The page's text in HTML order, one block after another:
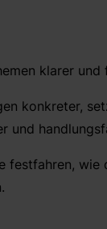
klarer und
konkreter,
und
festfahren,